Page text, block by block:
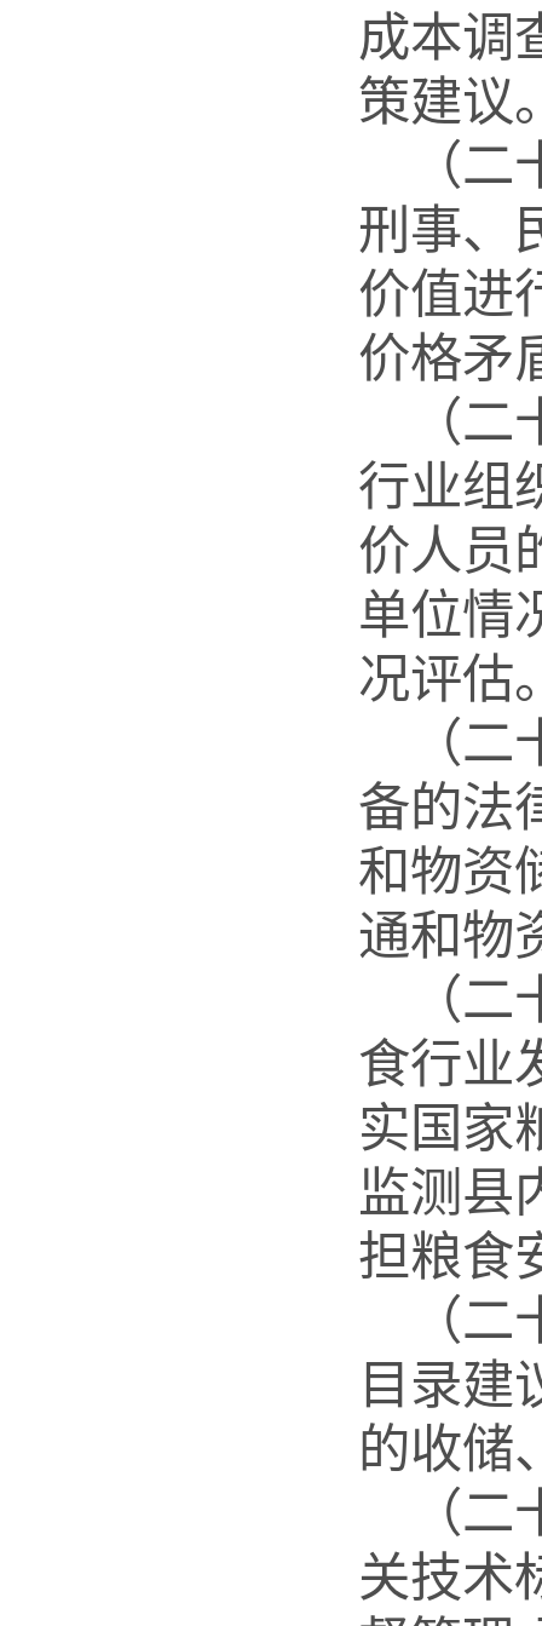
成本调
策建议
（
刑事、
价值进
价格矛
（
行业组
价人员
单位情
况评估
（
备的法
和物资
通和物
（
食行业
实国家
监测县
担粮食
（
目录建
的收储
（
关技术